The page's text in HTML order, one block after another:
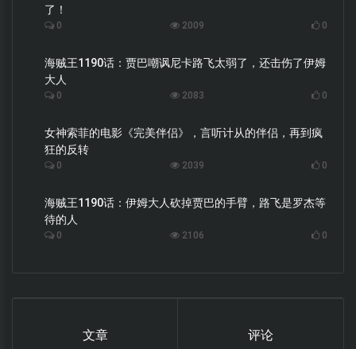
了！
0 2009 0
海贼王1190话：贾巴嘲讽尼卡路飞太弱了，还击伤了伊姆
大人
0 2083 0
女神索菲的电影《完美伴侣》，言听计从的伴侣，再到疯
狂的反转
0 2039 0
海贼王1190话：伊姆大人砍掉贾巴的手臂，路飞是罗杰等
待的人
0 2106 0
文章
评论